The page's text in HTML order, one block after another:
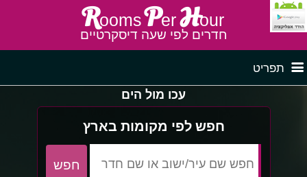
Rooms PerHour
חדרים לפי שעה דיסקרטיים
תפריט
לפי איזור
חדרים לפי שעה במרכז
עכו מול הים
חפש לפי מקומות בארץ